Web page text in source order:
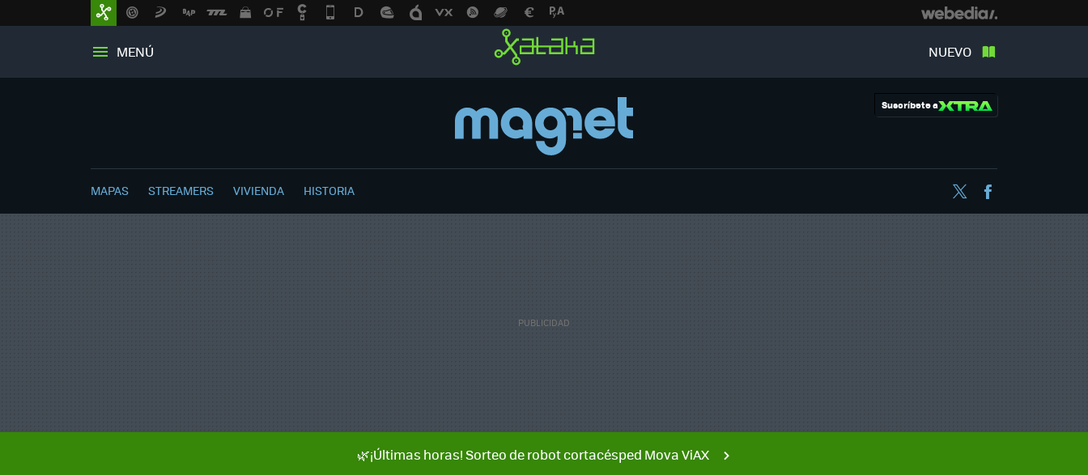
MENÚ NUEVO
Suscríbete a
MAPAS STREAMERS VIVIENDA HISTORIA Twitter
🌿¡Últimas horas! Sorteo de robot cortacésped Mova ViAX